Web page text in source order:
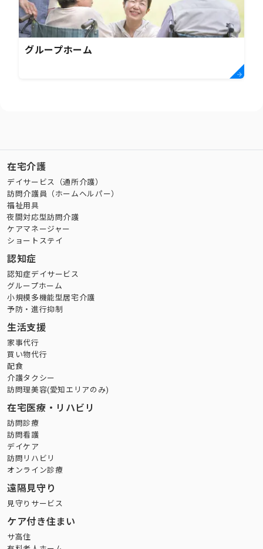
グループホーム
在宅介護
デイサービス（通所介護）
訪問介護員（ホームヘルパー）
福祉用具
夜間対応型訪問介護
ケアマネージャー
ショートステイ
認知症
認知症デイサービス
グループホーム
小規模多機能型居宅介護
予防・進行抑制
生活支援
家事代行
買い物代行
配食
介護タクシー
訪問理美容(愛知エリアのみ)
在宅医療・リハビリ
訪問診療
訪問看護
デイケア
訪問リハビリ
オンライン診療
遠隔見守り
見守りサービス
ケア付き住まい
サ高住